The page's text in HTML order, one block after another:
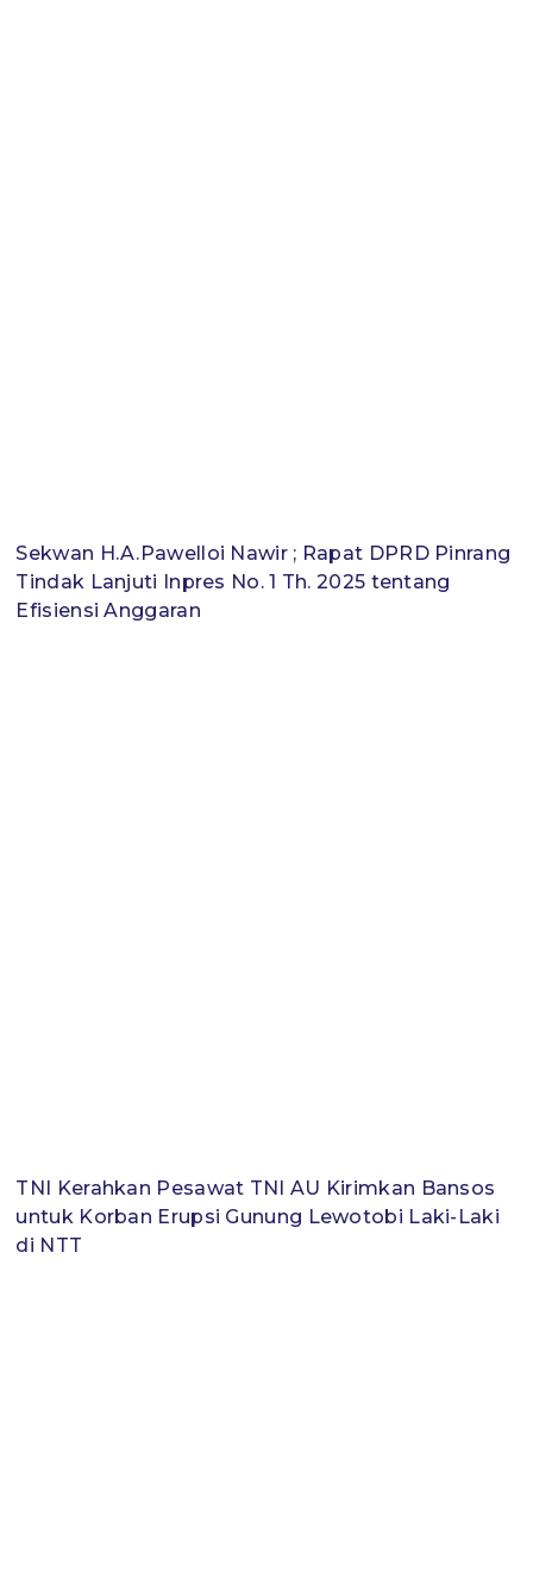
Sekwan H.A.Pawelloi Nawir ; Rapat DPRD Pinrang
Tindak Lanjuti Inpres No. 1 Th. 2025 tentang
Efisiensi Anggaran
TNI Kerahkan Pesawat TNI AU Kirimkan Bansos
untuk Korban Erupsi Gunung Lewotobi Laki-Laki
di NTT